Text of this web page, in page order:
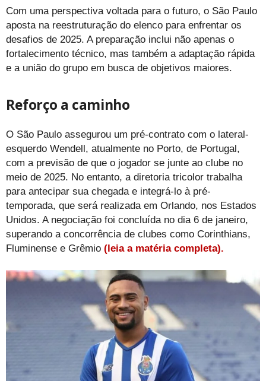
Com uma perspectiva voltada para o futuro, o São Paulo
aposta na reestruturação do elenco para enfrentar os
desafios de 2025. A preparação inclui não apenas o
fortalecimento técnico, mas também a adaptação rápida
e a união do grupo em busca de objetivos maiores.
Reforço a caminho
O São Paulo assegurou um pré-contrato com o lateral-
esquerdo Wendell, atualmente no Porto, de Portugal,
com a previsão de que o jogador se junte ao clube no
meio de 2025. No entanto, a diretoria tricolor trabalha
para antecipar sua chegada e integrá-lo à pré-
temporada, que será realizada em Orlando, nos Estados
Unidos. A negociação foi concluída no dia 6 de janeiro,
superando a concorrência de clubes como Corinthians,
Fluminense e Grêmio (leia a matéria completa).